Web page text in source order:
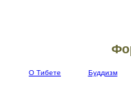
О Тибете Буддизм